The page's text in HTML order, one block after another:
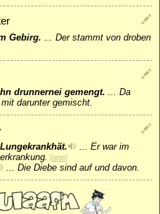
Gebirg. ... Der stammt von droben
drunnernei gemengt. ... Da
darunter gemischt.
... Er war im
[orte]
... Die Diebe sind auf und davon.